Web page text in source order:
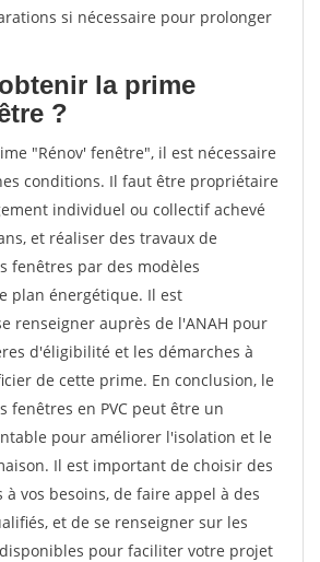
si nécessaire pour prolonger
la prime
?
"Rénov' fenêtre", il est nécessaire
conditions. Il faut être propriétaire
individuel ou collectif achevé
et réaliser des travaux de
fenêtres par des modèles
plan énergétique. Il est
renseigner auprès de l'ANAH pour
d'éligibilité et les démarches à
de cette prime. En conclusion, le
fenêtres en PVC peut être un
pour améliorer l'isolation et le
Il est important de choisir des
vos besoins, de faire appel à des
et de se renseigner sur les
pour faciliter votre projet